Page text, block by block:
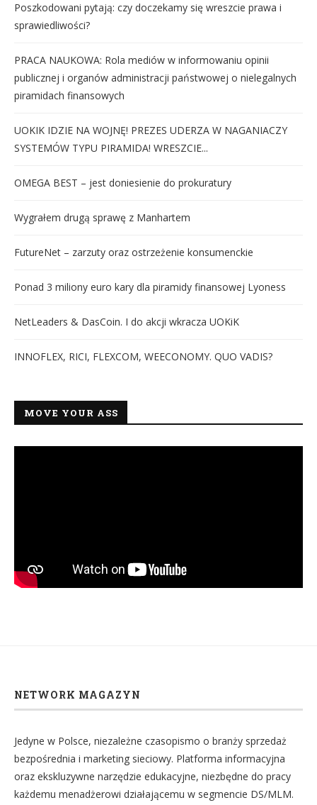
Poszkodowani pytają: czy doczekamy się wreszcie prawa i
sprawiedliwości?
PRACA NAUKOWA: Rola mediów w informowaniu opinii
publicznej i organów administracji państwowej o nielegalnych
piramidach finansowych
UOKIK IDZIE NA WOJNĘ! PREZES UDERZA W NAGANIACZY
SYSTEMÓW TYPU PIRAMIDA! WRESZCIE...
OMEGA BEST – jest doniesienie do prokuratury
Wygrałem drugą sprawę z Manhartem
FutureNet – zarzuty oraz ostrzeżenie konsumenckie
Ponad 3 miliony euro kary dla piramidy finansowej Lyoness
NetLeaders & DasCoin. I do akcji wkracza UOKiK
INNOFLEX, RICI, FLEXCOM, WEECONOMY. QUO VADIS?
MOVE YOUR ASS
NETWORK MAGAZYN
Jedyne w Polsce, niezależne czasopismo o branży sprzedaż
bezpośrednia i marketing sieciowy. Platforma informacyjna
oraz ekskluzywne narzędzie edukacyjne, niezbędne do pracy
każdemu menadżerowi działającemu w segmencie DS/MLM.